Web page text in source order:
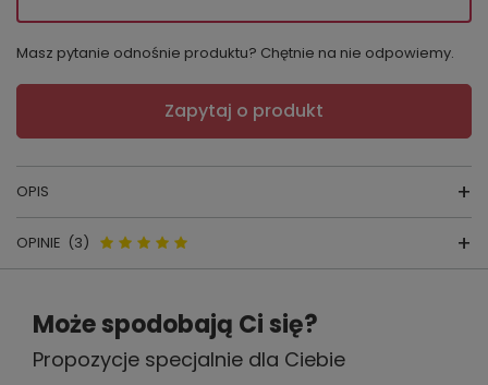
Masz pytanie odnośnie produktu? Chętnie na nie odpowiemy.
Zapytaj o produkt
OPIS
Koszulka nocna VISA 870
skład surowcowy:wiskoza 94%+lycra 6%
kraj produkcji: POLSKA
Niezwykle komfortowa i przy tym urocza
OPINIE (3)
Opinie o 870 Visa Koszula nocna
De Lafense - malina
Może spodobają Ci się?
Propozycje specjalnie dla Ciebie